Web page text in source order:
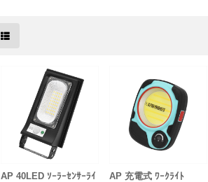
AP 40LED ｿｰﾗｰｾﾝｻｰﾗｲ
AP 充電式 ﾜｰｸﾗｲﾄ